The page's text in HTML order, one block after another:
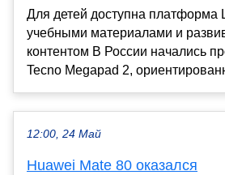
Для детей доступна платформа
учебными материалами и
контентом В России начались
Tecno Megapad 2,
12:00, 24 Май
Huawei Mate 80 оказался